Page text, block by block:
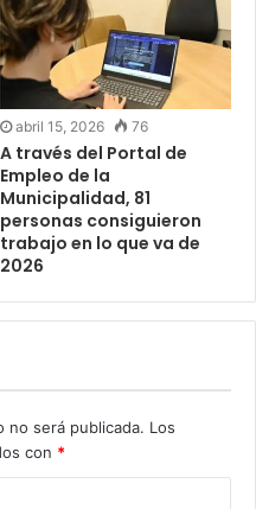
abril 15, 2026 76
A través del Portal de
Empleo de la
Municipalidad, 81
personas consiguieron
trabajo en lo que va de
2026
no será publicada. Los
con *